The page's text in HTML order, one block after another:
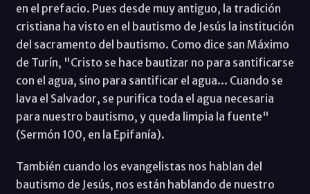
en el prefacio. Pues desde muy antiguo, la tradición
cristiana ha visto en el bautismo de Jesús la institución
del sacramento del bautismo. Como dice san Máximo
de Turín, "Cristo se hace bautizar no para santificarse
con el agua, sino para santificar el agua... Cuando se
lava el Salvador, se purifica toda el agua necesaria
para nuestro bautismo, y queda limpia la fuente"
(Sermón 100, en la Epifanía).
También cuando los evangelistas nos hablan del
bautismo de Jesús, nos están hablando de nuestro